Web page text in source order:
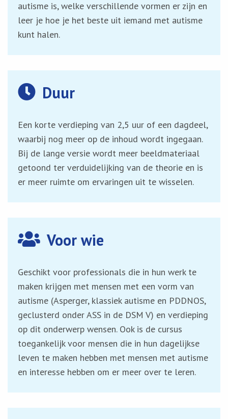
autisme is, welke verschillende vormen er zijn en
leer je hoe je het beste uit iemand met autisme
kunt halen.
Duur
Een korte verdieping van 2,5 uur of een dagdeel,
waarbij nog meer op de inhoud wordt ingegaan.
Bij de lange versie wordt meer beeldmateriaal
getoond ter verduidelijking van de theorie en is
er meer ruimte om ervaringen uit te wisselen.
Voor wie
Geschikt voor professionals die in hun werk te
maken krijgen met mensen met een vorm van
autisme (Asperger, klassiek autisme en PDDNOS,
geclusterd onder ASS in de DSM V) en verdieping
op dit onderwerp wensen. Ook is de cursus
toegankelijk voor mensen die in hun dagelijkse
leven te maken hebben met mensen met autisme
en interesse hebben om er meer over te leren.